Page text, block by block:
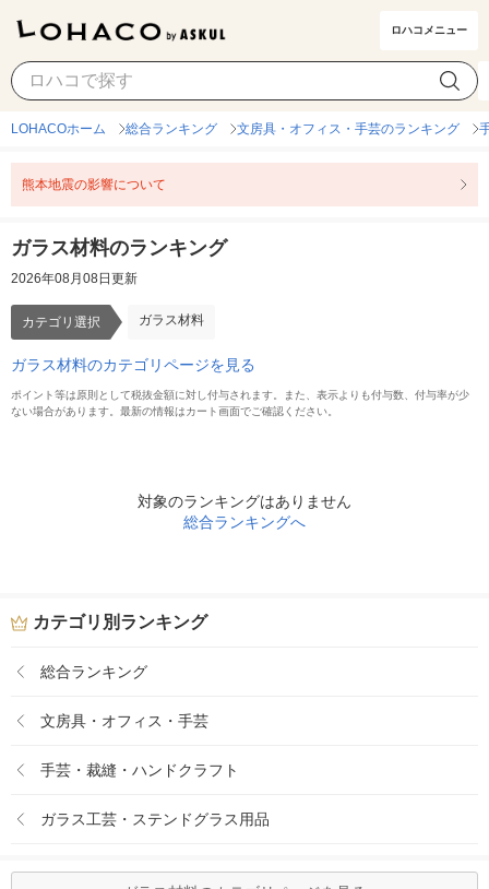
ロハコメニュー
ガラス材料 カテゴリ選択
LOHACOホーム 総合ランキング 文房具・オフィス・手芸のランキング
熊本地震の影響について
ガラス材料のランキング
2026年08月08日更新
カテゴリ選択 ガラス材料
ガラス材料のカテゴリページを見る
ポイント等は原則として税抜金額に対し付与されます。また、表示よりも付与数、付与率が少
ない場合があります。最新の情報はカート画面でご確認ください。
対象のランキングはありません
総合ランキングへ
カテゴリ別ランキング
総合ランキング
文房具・オフィス・手芸
手芸・裁縫・ハンドクラフト
ガラス工芸・ステンドグラス用品